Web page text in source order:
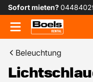
Sofort mieten?
Beleuchtung